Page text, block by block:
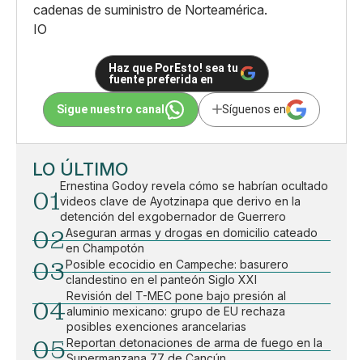
cadenas de suministro de Norteamérica.
IO
Haz que PorEsto! sea tu
fuente preferida en
Sigue nuestro canal Síguenos en
LO ÚLTIMO
01
Ernestina Godoy revela cómo se habrían ocultado
videos clave de Ayotzinapa que derivo en la
detención del exgobernador de Guerrero
02Aseguran armas y drogas en domicilio cateado
en Champotón
03Posible ecocidio en Campeche: basurero
clandestino en el panteón Siglo XXI
04
Revisión del T-MEC pone bajo presión al
aluminio mexicano: grupo de EU rechaza
posibles exenciones arancelarias
05Reportan detonaciones de arma de fuego en la